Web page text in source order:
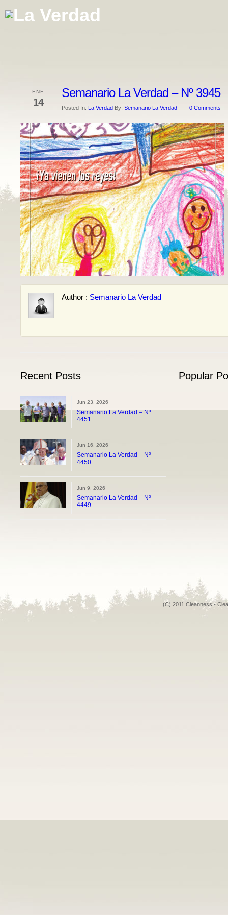
ENE
14
Semanario La Verdad – Nº 3945
Posted In: La Verdad By: Semanario La Verdad 0 Comments
Author : Semanario La Verdad
Recent Posts
Jun 23, 2026
Semanario La Verdad – Nº
4451
Jun 16, 2026
Semanario La Verdad – Nº
4450
Jun 9, 2026
Semanario La Verdad – Nº
4449
Popular
(C) 2011 Cleanness -